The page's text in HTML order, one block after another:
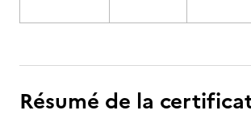
Résumé de la